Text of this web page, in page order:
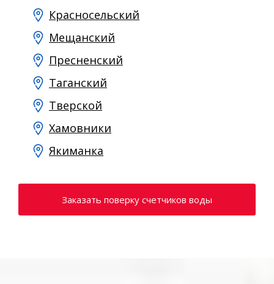
Красносельский
Мещанский
Пресненский
Таганский
Тверской
Хамовники
Якиманка
Заказать поверку счетчиков воды